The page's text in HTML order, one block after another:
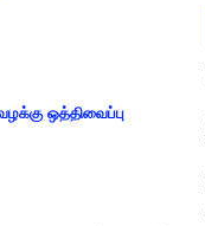
ஒத்திவைப்பு